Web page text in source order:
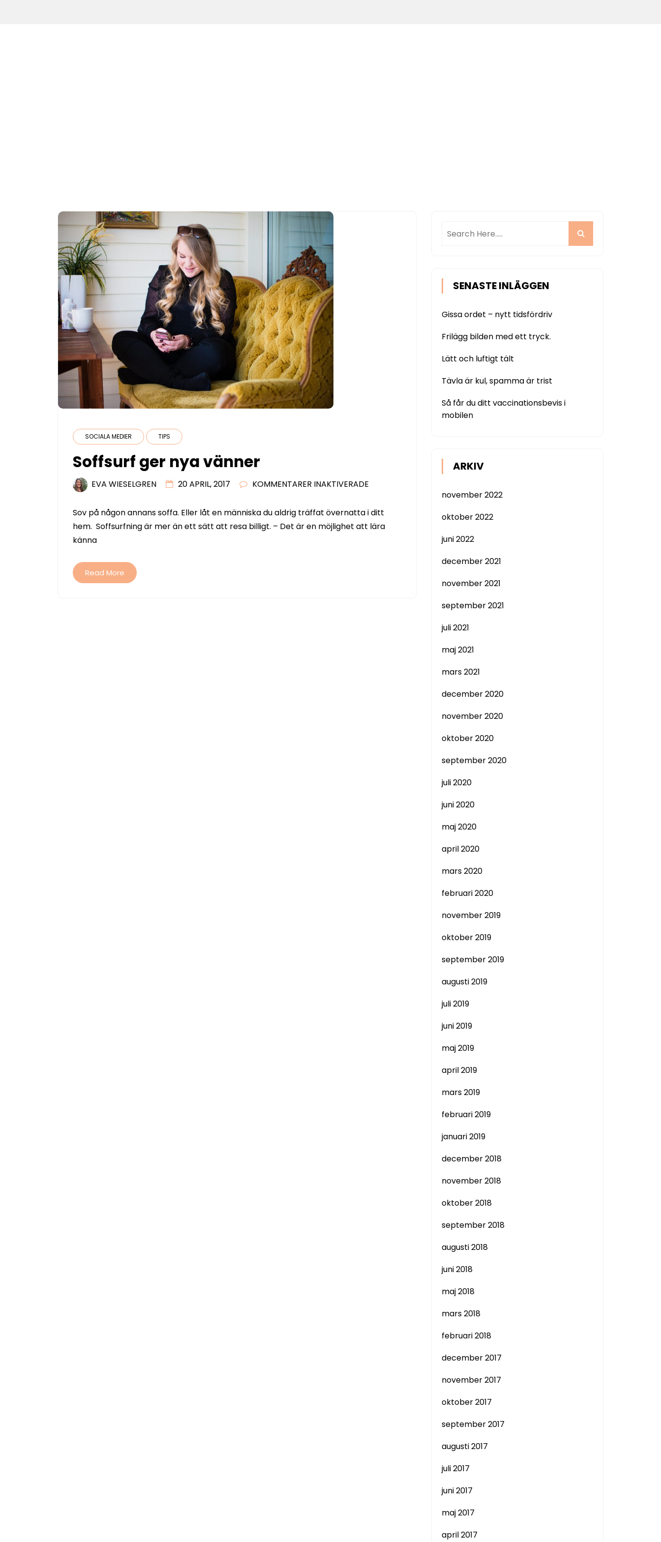
SOCIALA MEDIER TIPS
Soffsurf ger nya vänner
EVA WIESELGREN 20 APRIL, 2017 KOMMENTARER INAKTIVERADE
GER
NYA
Sov på någon annans soffa. Eller låt en människa du aldrig träffat övernatta i ditt
hem. Soffsurfning är mer än ett sätt att resa billigt. – Det är en möjlighet att lära
känna
Read More
SENASTE INLÄGGEN
Gissa ordet – nytt tidsfördriv
Frilägg bilden med ett tryck.
Lätt och luftigt tält
Tävla är kul, spamma är trist
Så får du ditt vaccinationsbevis i
mobilen
ARKIV
november 2022
oktober 2022
juni 2022
december 2021
november 2021
september 2021
juli 2021
maj 2021
mars 2021
december 2020
november 2020
oktober 2020
september 2020
juli 2020
juni 2020
maj 2020
april 2020
mars 2020
februari 2020
november 2019
oktober 2019
september 2019
augusti 2019
juli 2019
juni 2019
maj 2019
april 2019
mars 2019
februari 2019
januari 2019
december 2018
november 2018
oktober 2018
september 2018
augusti 2018
juni 2018
maj 2018
mars 2018
februari 2018
december 2017
november 2017
oktober 2017
september 2017
augusti 2017
juli 2017
juni 2017
maj 2017
april 2017